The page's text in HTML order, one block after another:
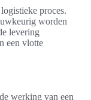
proces.
worden
levering
een vlotte
werking van een